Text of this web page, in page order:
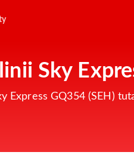
Sky
Express GQ354 (SEH)